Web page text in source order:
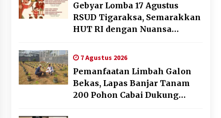
Gebyar Lomba 17 Agustus
RSUD Tigaraksa, Semarakkan
HUT RI dengan Nuansa
7 Agustus 2026
Pemanfaatan Limbah Galon
Bekas, Lapas Banjar Tanam
200 Pohon Cabai Dukung